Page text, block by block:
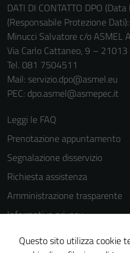
DATI DI CONTATTO DPO
(Responsabile Protezione Dati):
Minucci Salvatore c/o ASMEL
Via Carlo Cattaneo, 9 –
Tel. 081 7504511
Mail: servizio.dpo@asmel.eu
PEC: dpo.asmel@asmepec.it
Leggi le FAQ
Prenotazione appuntamento
Segnalazione disservizio
Richiesta assistenza
Amministrazione trasparente
Informativa privacy
Cookie Policy
Questo sito utilizza cookie